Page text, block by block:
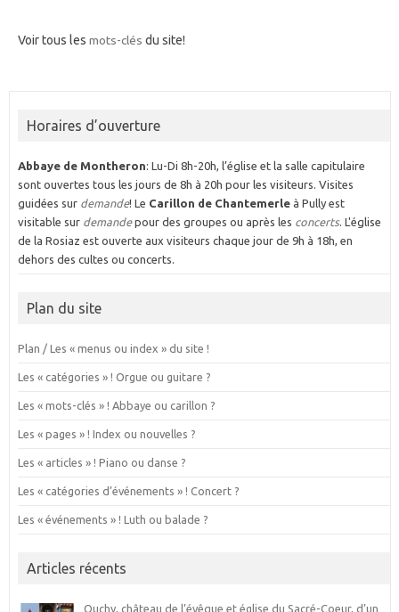
Voir tous les mots-clés du site!
Horaires d’ouverture
Abbaye de Montheron: Lu-Di 8h-20h, l’église et la salle capitulaire
sont ouvertes tous les jours de 8h à 20h pour les visiteurs. Visites
guidées sur demande! Le Carillon de Chantemerleà Pully est
visitable sur demandepour des groupes ou après les concerts. L'église
de la Rosiaz est ouverte aux visiteurs chaque jour de 9h à 18h, en
dehors des cultes ou concerts.
Plan du site
Plan / Les « menus ou index » du site !
Les « catégories » ! Orgue ou guitare ?
Les « mots-clés » ! Abbaye ou carillon ?
Les « pages » ! Index ou nouvelles ?
Les « articles » ! Piano ou danse ?
Les « catégories d’événements » ! Concert ?
Les « événements » ! Luth ou balade ?
Articles récents
Ouchy, château de l’évêque et église du Sacré-Coeur, d’un